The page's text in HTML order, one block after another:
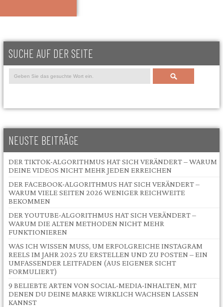
SUCHE AUF DER SEITE
Search
NEUSTE BEITRÄGE
DER TIKTOK-ALGORITHMUS HAT SICH VERÄNDERT – WARUM
DEINE VIDEOS NICHT MEHR JEDEN ERREICHEN
DER FACEBOOK-ALGORITHMUS HAT SICH VERÄNDERT –
WARUM VIELE SEITEN 2026 WENIGER REICHWEITE
BEKOMMEN
DER YOUTUBE-ALGORITHMUS HAT SICH VERÄNDERT –
WARUM DIE ALTEN METHODEN NICHT MEHR
FUNKTIONIEREN
WAS ICH WISSEN MUSS, UM ERFOLGREICHE INSTAGRAM
REELS IM JAHR 2025 ZU ERSTELLEN UND ZU POSTEN – EIN
UMFASSENDER LEITFADEN (AUS EIGENER SICHT
FORMULIERT)
9 BELIEBTE ARTEN VON SOCIAL-MEDIA-INHALTEN, MIT
DENEN DU DEINE MARKE WIRKLICH WACHSEN LASSEN
KANNST